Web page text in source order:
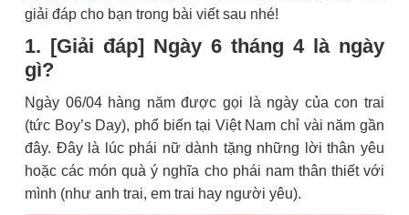
giải đáp cho bạn trong bài viết sau nhé!
1. [Giải đáp] Ngày 6 tháng 4 là ngày
gì?
Ngày 06/04 hàng năm được gọi là ngày của con trai
(tức Boy’s Day), phổ biến tại Việt Nam chỉ vài năm gần
đây. Đây là lúc phái nữ dành tặng những lời thân yêu
hoặc các món quà ý nghĩa cho phái nam thân thiết với
mình (như anh trai, em trai hay người yêu).